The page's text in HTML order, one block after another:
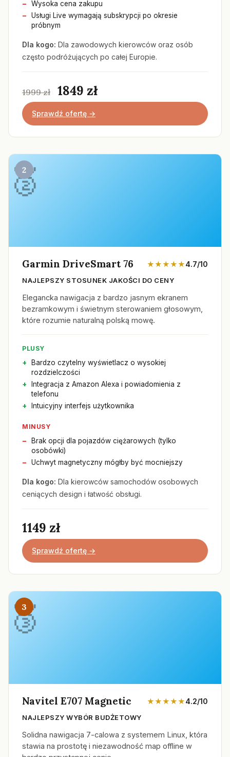
Wysoka cena zakupu
Usługi Live wymagają subskrypcji po okresie
próbnym
Dla kogo: Dla zawodowych kierowców oraz osób
często podróżujących po całej Europie.
1999 zł 1849 zł
Sprawdź ofertę →
2
Garmin DriveSmart 76 ★★★★★4.7/10
NAJLEPSZY STOSUNEK JAKOŚCI DO CENY
Elegancka nawigacja z bardzo jasnym ekranem
bezramkowym i świetnym sterowaniem głosowym,
które rozumie naturalną polską mowę.
PLUSY
Bardzo czytelny wyświetlacz o wysokiej
rozdzielczości
Integracja z Amazon Alexa i powiadomienia z
telefonu
Intuicyjny interfejs użytkownika
MINUSY
Brak opcji dla pojazdów ciężarowych (tylko
osobówki)
Uchwyt magnetyczny mógłby być mocniejszy
Dla kogo: Dla kierowców samochodów osobowych
ceniących design i łatwość obsługi.
1149 zł
Sprawdź ofertę →
3
Navitel E707 Magnetic ★★★★★4.2/10
NAJLEPSZY WYBÓR BUDŻETOWY
Solidna nawigacja 7-calowa z systemem Linux, która
stawia na prostotę i niezawodność map offline w